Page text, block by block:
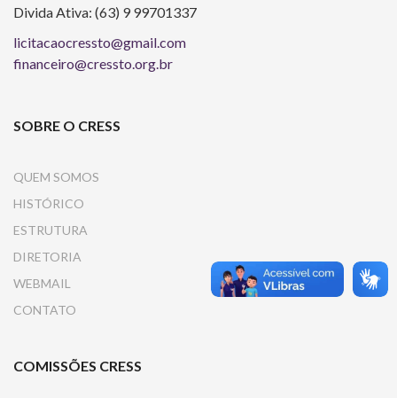
Divida Ativa: (63) 9 99701337
licitacaocressto@gmail.com
financeiro@cressto.org.br
SOBRE O CRESS
QUEM SOMOS
HISTÓRICO
ESTRUTURA
DIRETORIA
WEBMAIL
CONTATO
COMISSÕES CRESS